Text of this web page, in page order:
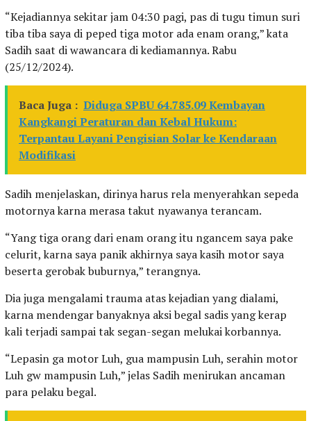
“Kejadiannya sekitar jam 04:30 pagi, pas di tugu timun suri
tiba tiba saya di peped tiga motor ada enam orang,” kata
Sadih saat di wawancara di kediamannya. Rabu
(25/12/2024).
Baca Juga : Diduga SPBU 64.785.09 Kembayan
Kangkangi Peraturan dan Kebal Hukum:
Terpantau Layani Pengisian Solar ke Kendaraan
Modifikasi
Sadih menjelaskan, dirinya harus rela menyerahkan sepeda
motornya karna merasa takut nyawanya terancam.
“Yang tiga orang dari enam orang itu ngancem saya pake
celurit, karna saya panik akhirnya saya kasih motor saya
beserta gerobak buburnya,” terangnya.
Dia juga mengalami trauma atas kejadian yang dialami,
karna mendengar banyaknya aksi begal sadis yang kerap
kali terjadi sampai tak segan-segan melukai korbannya.
“Lepasin ga motor Luh, gua mampusin Luh, serahin motor
Luh gw mampusin Luh,” jelas Sadih menirukan ancaman
para pelaku begal.